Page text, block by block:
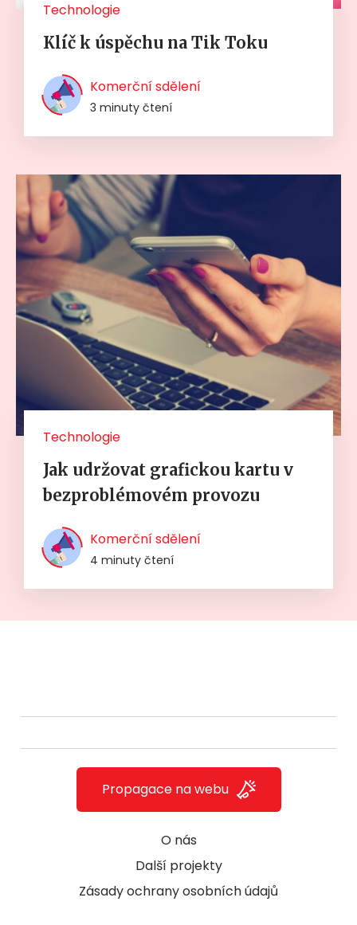
Technologie
Klíč k úspěchu na Tik Toku
Komerční sdělení
3 minuty čtení
Technologie
Jak udržovat grafickou kartu v
bezproblémovém provozu
Komerční sdělení
4 minuty čtení
O nás
Další projekty
Zásady ochrany osobních údajů
Propagace na webu